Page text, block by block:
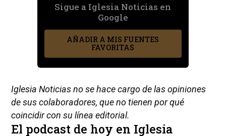
Sigue a Iglesia Noticias en
Google
AÑADIR A MIS FUENTES
FAVORITAS
Iglesia Noticias no se hace cargo de las opiniones
de sus colaboradores, que no tienen por qué
coincidir con su línea editorial.
El podcast de hoy en Iglesia